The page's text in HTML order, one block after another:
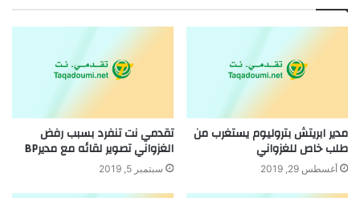
مدير ابريتش بتروليوم يستغرب من
طلب خاص للغزواني
أغسطس 29, 2019
تقدمي نت تنفرد بسبب رفض
الغزواني تصوير لقائه مع مديرBP
سبتمبر 5, 2019